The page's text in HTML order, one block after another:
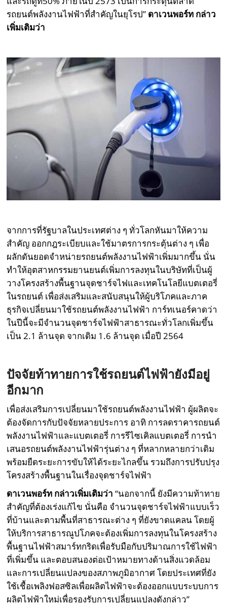
รถยนต์พลังงานไฟฟ้าที่สำคัญในยุโรป” ดาเวนพอร์ท กล่าว
เพิ่มเติมว่า
จากการที่รัฐบาลในประเทศต่าง ๆ ทั่วโลกหันมาให้ความ
สำคัญ ออกกฎระเบียบและใช้มาตรการกระตุ้นต่าง ๆ เพื่อ
ผลักดันยอดจำหน่ายรถยนต์พลังงานไฟฟ้าเพิ่มมากขึ้น นั่น
ทำให้อุตสาหกรรมยานยนต์เพิ่มการลงทุนในบริษัทที่เป็นผู้
วางโครงสร้างพื้นฐานจุดชาร์จไฟและเทคโนโลยีแบตเตอรี่
ในรถยนต์ เพื่อส่งเสริมและสนับสนุนให้ผู้บริโภคและภาค
ธุรกิจเปลี่ยนมาใช้รถยนต์พลังงานไฟฟ้า การ์ทเนอร์คาดว่า
ในปีนี้จะมีจำนวนจุดชาร์จไฟฟ้าสาธารณะทั่วโลกเพิ่มขึ้น
เป็น 2.1 ล้านจุด จากเดิม 1.6 ล้านจุด เมื่อปี 2564
ปัจจัยท้าทายการใช้รถยนต์ไฟฟ้ายังมีอยู่
อีกมาก
เพื่อส่งเสริมการเปลี่ยนมาใช้รถยนต์พลังงานไฟฟ้า ผู้ผลิตจะ
ต้องจัดการกับปัจจัยหลายประการ อาทิ การลดราคารถยนต์
พลังงานไฟฟ้าและแบตเตอรี่ การรีไซเคิลแบตเตอรี่ การนำ
เสนอรถยนต์พลังงานไฟฟ้ารุ่นต่าง ๆ ที่หลากหลายกว่าเดิม
พร้อมยืดระยะการขับให้ได้ระยะไกลขึ้น รวมถึงการปรับปรุง
โครงสร้างพื้นฐานในเรื่องจุดชาร์จไฟฟ้า
ดาเวนพอร์ท กล่าวเพิ่มเติมว่า “นอกจากนี้ ยังมีความท้าทาย
สำคัญที่ต้องเร่งแก้ไข นั่นคือ จำนวนจุดชาร์จไฟฟ้าแบบเร็ว
ที่บ้านและตามพื้นที่สาธารณะต่าง ๆ ที่ยังขาดแคลน โดยผู้
ให้บริการสาธารณูปโภคจะต้องเพิ่มการลงทุนในโครงสร้าง
พื้นฐานไฟฟ้าสมาร์ทกริดเพื่อรับมือกับปริมาณการใช้ไฟฟ้า
ที่เพิ่มขึ้น และตอบสนองต่อเป้าหมายทางด้านสิ่งแวดล้อม
และการเปลี่ยนแปลงของสภาพภูมิอากาศ โดยประเทศที่ยัง
ใช้เชื้อเพลิงฟอสซิลเพื่อผลิตไฟฟ้าจะต้องออกแบบระบบการ
ผลิตไฟฟ้าใหม่เพื่อรองรับการเปลี่ยนแปลงดังกล่าว”